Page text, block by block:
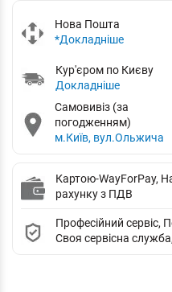
Нова Пошта
*Докладніше
Кур'єром по Києву
Докладніше
Самовивіз (за
погодженням)
м.Київ, вул.Ольжича
Картою-WayForPay,
рахунку з ПДВ
Професійний сервіс,
Своя сервісна